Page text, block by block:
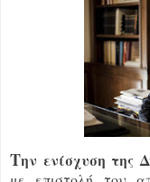
Την ενίσχυση της